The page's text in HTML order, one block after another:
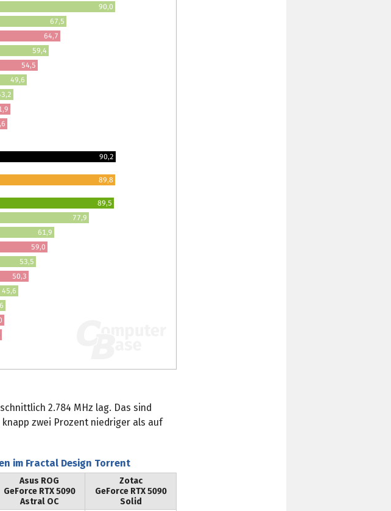
90,0
67,5
64,7
59,4
54,5
49,6
90,2
89,8
89,5
77,9
61,9
59,0
53,5
50,3
45,6
2.784 MHz lag. Das sind
zwei Prozent niedriger als auf
im Fractal Design Torrent
Asus ROG
GeForce RTX 5090
Astral OC
Zotac
GeForce RTX 5090
Solid